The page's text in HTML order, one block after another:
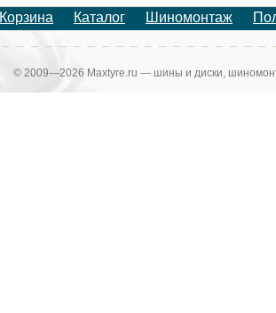
Корзина Каталог Шиномонтаж
© 2009—2026 Maxtyre.ru — шины и диски,